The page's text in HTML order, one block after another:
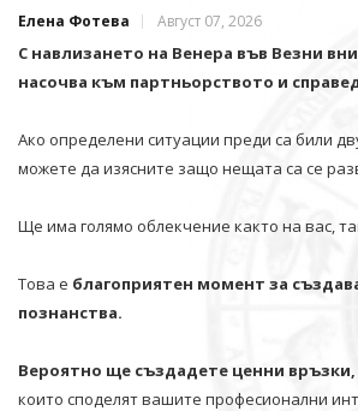
Елена Фотева Август 07, 2026
С навлизането на Венера във Везни
насочва към партньорството и
Ако определени ситуации преди са били
можете да изясните защо нещата са се
Ще има голямо облекчение както на вас,
Това е благоприятен момент за
познанства.
Вероятно ще създадете ценни връзки,
които споделят вашите професионални